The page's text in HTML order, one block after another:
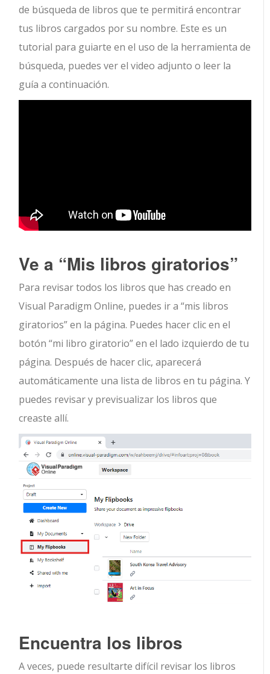
de búsqueda de libros que te permitirá encontrar
tus libros cargados por su nombre. Este es un
tutorial para guiarte en el uso de la herramienta de
búsqueda, puedes ver el video adjunto o leer la
guía a continuación.
Ve a “Mis libros giratorios”
Para revisar todos los libros que has creado en
Visual Paradigm Online, puedes ir a “mis libros
giratorios” en la página. Puedes hacer clic en el
botón “mi libro giratorio” en el lado izquierdo de tu
página. Después de hacer clic, aparecerá
automáticamente una lista de libros en tu página. Y
puedes revisar y previsualizar los libros que
creaste allí.
Encuentra los libros
A veces, puede resultarte difícil revisar los libros